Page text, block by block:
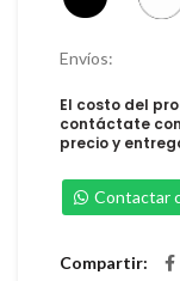
Envíos:
El costo del
contáctate
precio y
Contactar
Compartir